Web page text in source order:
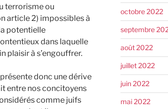
terrorisme ou
article 2) impossibles à
potentielle
dans laquelle
plaisir à s’engouffrer.
donc une dérive
entre nos concitoyens
comme juifs
octobre 2022
septembre
août 2022
juillet 2022
juin 2022
mai 2022